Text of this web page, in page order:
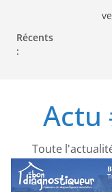
contenu
Récents
:
Actu
Toute